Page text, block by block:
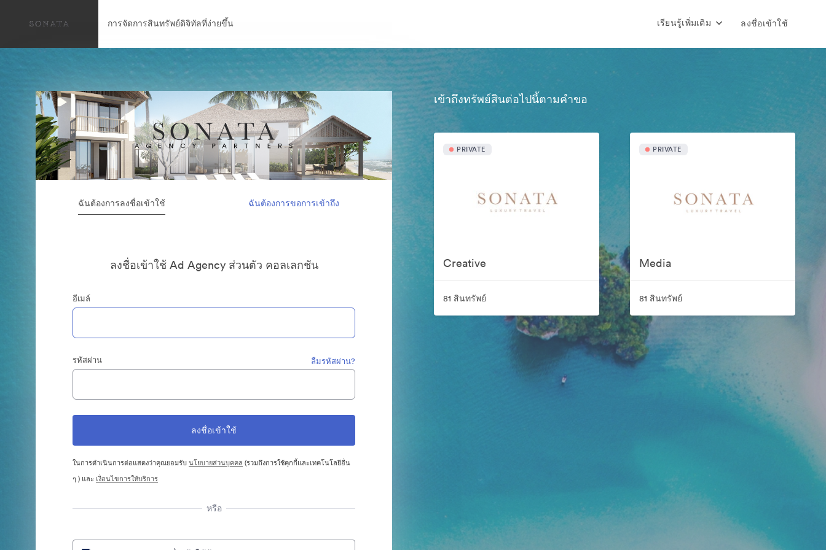
การจัดการสินทรัพย์ดิจิทัลที่ง่ายขึ้น เรียนรู้เพิ่มเติม ลงชื่อเข้าใช้
ฉันต้องการลงชื่อเข้าใช้ ฉันต้องการขอการเข้าถึง
ลงชื่อเข้าใช้ Ad Agency ส่วนตัว คอลเลกชัน
อีเมล์
รหัสผ่าน ลืมรหัสผ่าน?
ในการดำเนินการต่อแสดงว่าคุณยอมรับนโยบายส่วนบุคคล (รวมถึงการใช้คุกกี้และเทคโนโลยีอื่น
ๆ ) และ เงื่อนไขการให้บริการ
หรือ
เข้าถึงทรัพย์สินต่อไปนี้ตามคำขอ
PRIVATE
Creative
81 สินทรัพย์
PRIVATE
Media
81 สินทรัพย์